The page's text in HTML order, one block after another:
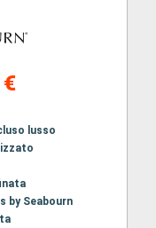
lusso
by Seabourn